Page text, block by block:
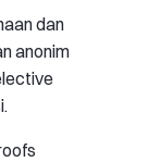
dan
anonim